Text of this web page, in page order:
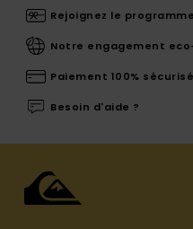
Rejoignez le
Notre engagement
Paiement 100% sécurisé
Besoin d'aide ?